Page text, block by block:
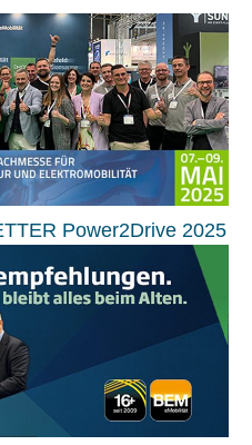
Power2Drive 2025